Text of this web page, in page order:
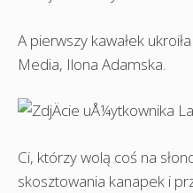
A pierwszy kawałek
Media, Ilona Adamska.
Ci, którzy wolą coś na
skosztowania kanapek i